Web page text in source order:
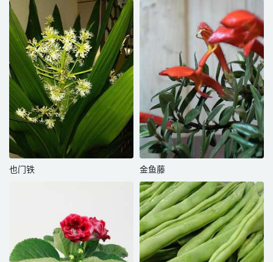
也门铁 金鱼藤